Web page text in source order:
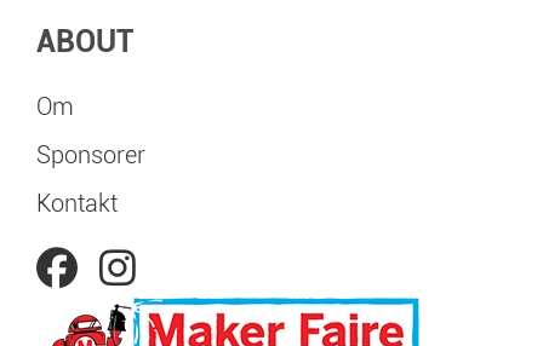
ABOUT
Om
Sponsorer
Kontakt